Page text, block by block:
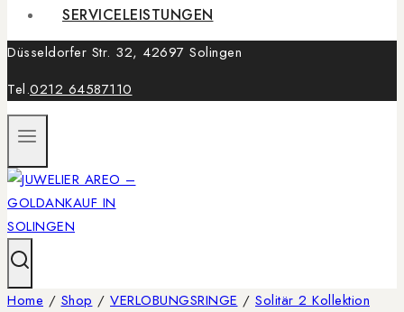
SERVICELEISTUNGEN
Düsseldorfer Str. 32, 42697 Solingen
Tel.0212 64587110
Home / Shop / VERLOBUNGSRINGE / Solitär 2 Kollektion